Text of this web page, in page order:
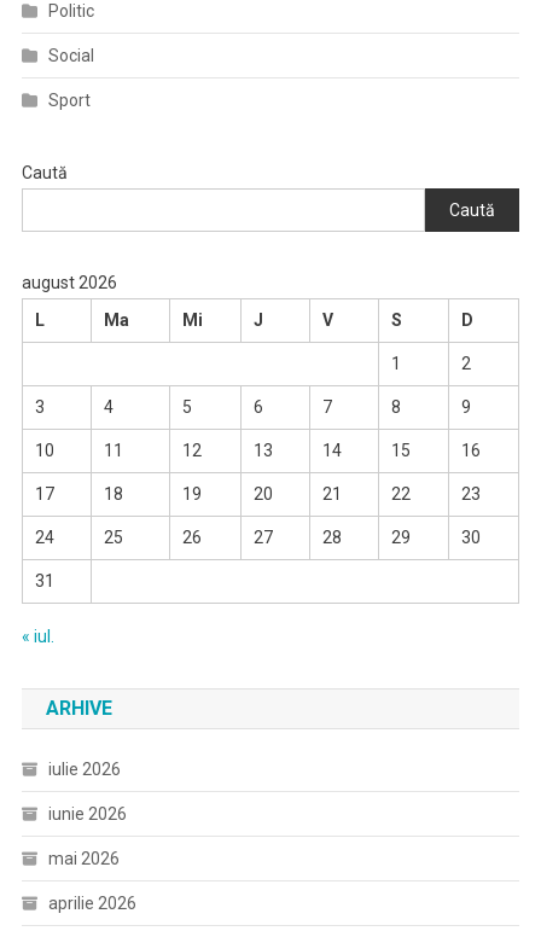
Politic
Social
Sport
Caută
Caută
august 2026
L
Ma Mi J V S D
1 2
3 4 5 6 7 8 9
10 11 12 13 14 15 16
17 18 19 20 21 22 23
24 25 26 27 28 29 30
31
« iul.
ARHIVE
iulie 2026
iunie 2026
mai 2026
aprilie 2026